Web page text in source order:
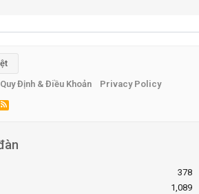
378
1,089
Quy Định & Điều Khoản
Privacy Policy
R
S